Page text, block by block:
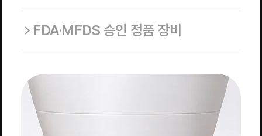
FDA·MFDS 승인 정품 장비